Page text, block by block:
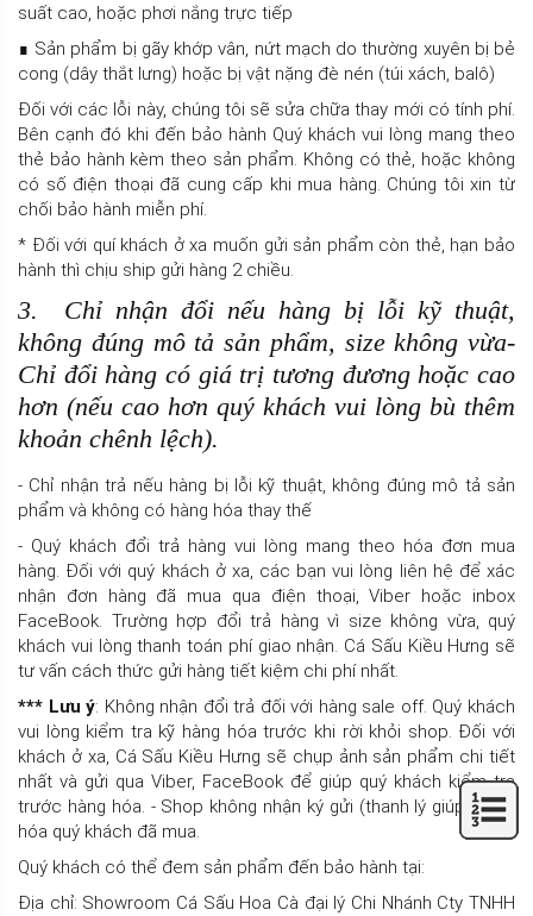
suất cao, hoặc phơi nắng trực tiếp
∎ Sản phẩm bị gãy khớp vân, nứt mạch do thường xuyên bị bẻ
cong (dây thắt lưng) hoặc bị vật nặng đè nén (túi xách, balô)
Đối với các lỗi này, chúng tôi sẽ sửa chữa thay mới có tính phí.
Bên cạnh đó khi đến bảo hành Quý khách vui lòng mang theo
thẻ bảo hành kèm theo sản phẩm. Không có thẻ, hoặc không
có số điện thoại đã cung cấp khi mua hàng. Chúng tôi xin từ
chối bảo hành miễn phí.
* Đối với quí khách ở xa muốn gửi sản phẩm còn thẻ, hạn bảo
hành thì chịu ship gửi hàng 2 chiều.
3. Chỉ nhận đổi nếu hàng bị lỗi kỹ thuật,
không đúng mô tả sản phẩm, size không vừa-
Chỉ đổi hàng có giá trị tương đương hoặc cao
hơn (nếu cao hơn quý khách vui lòng bù thêm
khoản chênh lệch).
- Chỉ nhận trả nếu hàng bị lỗi kỹ thuật, không đúng mô tả sản
phẩm và không có hàng hóa thay thế
- Quý khách đổi trả hàng vui lòng mang theo hóa đơn mua
hàng. Đối với quý khách ở xa, các bạn vui lòng liên hệ để xác
nhận đơn hàng đã mua qua điện thoại, Viber hoặc inbox
FaceBook. Trường hợp đổi trả hàng vì size không vừa, quý
khách vui lòng thanh toán phí giao nhận. Cá Sấu Kiều Hưng sẽ
tư vấn cách thức gửi hàng tiết kiệm chi phí nhất.
*** Lưu ý: Không nhận đổi trả đối với hàng sale off. Quý khách
vui lòng kiểm tra kỹ hàng hóa trước khi rời khỏi shop. Đối với
khách ở xa, Cá Sấu Kiều Hưng sẽ chụp ảnh sản phẩm chi tiết
nhất và gửi qua Viber, FaceBook để giúp quý khách kiểm tra
trước hàng hóa. - Shop không nhận ký gửi (thanh lý giúp) hàng
hóa quý khách đã mua.
Quý khách có thể đem sản phẩm đến bảo hành tại:
Địa chỉ: Showroom Cá Sấu Hoa Cà đại lý Chi Nhánh Cty TNHH